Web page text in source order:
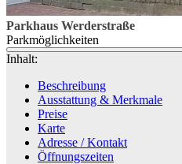
Parkhaus Werderstraße
Parkmöglichkeiten
Inhalt:
Beschreibung
Ausstattung & Merkmale
Preise
Karte
Adresse / Kontakt
Öffnungszeiten